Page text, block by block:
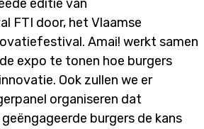
editie van
FTI door, het Vlaamse
festival. Amai! werkt samen
expo te tonen hoe burgers
Ook zullen we er
organiseren dat
burgers de kans